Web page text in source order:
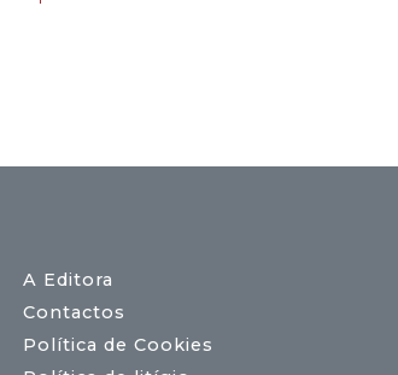
A Editora
Contactos
Política de Cookies